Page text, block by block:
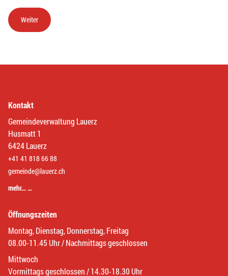
Kontakt
Gemeindeverwaltung Lauerz
Husmatt 1
6424 Lauerz
+41 41 818 66 88
gemeinde@lauerz.ch
mehr… …
Öffnungszeiten
Montag, Dienstag, Donnerstag, Freitag
08.00-11.45 Uhr / Nachmittags geschlossen
Mittwoch
Vormittags geschlossen / 14.30-18.30 Uhr